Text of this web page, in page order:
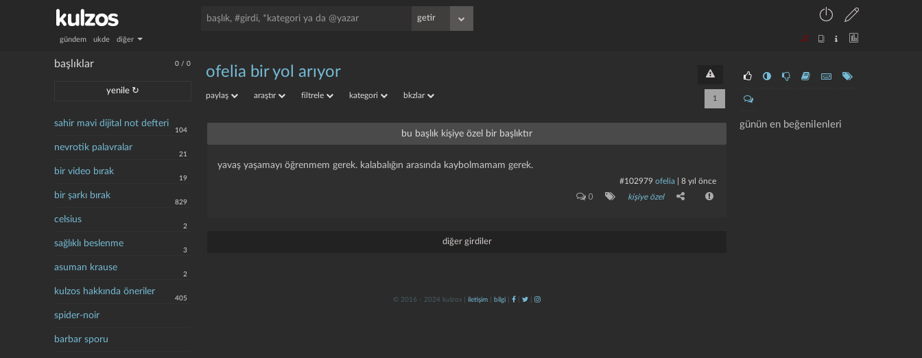
gündem ukde diğer
0 /0
başlıklar
yenile ↻
sahir mavi dijital not defteri
104
nevrotik palavralar
21
bir video bırak
19
bir şarkı bırak
829
celsius
2
sağlıklı beslenme
3
asuman krause
2
kulzos hakkında öneriler
405
spider-noir
barbar sporu
günün en beğenilenleri
ofelia bir yol arıyor
paylaş araştır filtrele kategori bkzlar 1
bu başlık kişiye özel bir başlıktır
yavaş yaşamayı öğrenmem gerek. kalabalığın arasında kaybolmamam gerek.
#102979 ofelia| 8 yıl önce
0 kişiye özel
diğer girdiler
© 2016 - 2024 kulzos | iletişim bilgi